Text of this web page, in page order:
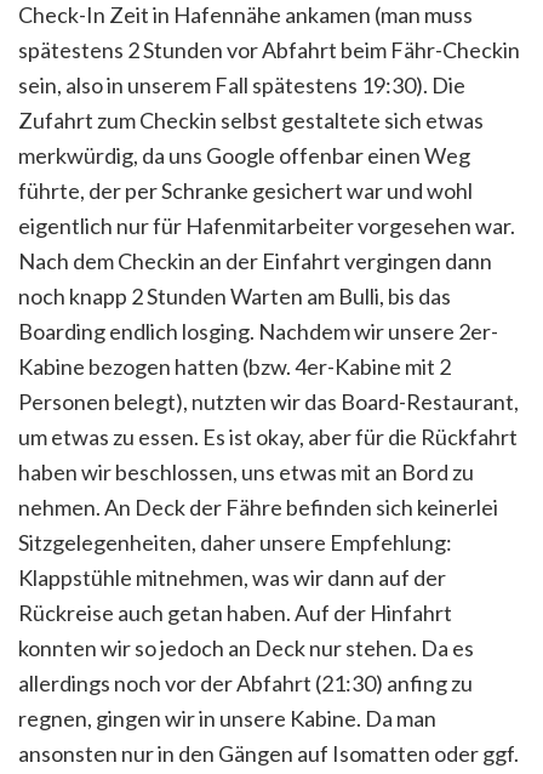
Check-In Zeit in Hafennähe ankamen (man muss
spätestens 2 Stunden vor Abfahrt beim Fähr-Checkin
sein, also in unserem Fall spätestens 19:30). Die
Zufahrt zum Checkin selbst gestaltete sich etwas
merkwürdig, da uns Google offenbar einen Weg
führte, der per Schranke gesichert war und wohl
eigentlich nur für Hafenmitarbeiter vorgesehen war.
Nach dem Checkin an der Einfahrt vergingen dann
noch knapp 2 Stunden Warten am Bulli, bis das
Boarding endlich losging. Nachdem wir unsere 2er-
Kabine bezogen hatten (bzw. 4er-Kabine mit 2
Personen belegt), nutzten wir das Board-Restaurant,
um etwas zu essen. Es ist okay, aber für die Rückfahrt
haben wir beschlossen, uns etwas mit an Bord zu
nehmen. An Deck der Fähre befinden sich keinerlei
Sitzgelegenheiten, daher unsere Empfehlung:
Klappstühle mitnehmen, was wir dann auf der
Rückreise auch getan haben. Auf der Hinfahrt
konnten wir so jedoch an Deck nur stehen. Da es
allerdings noch vor der Abfahrt (21:30) anfing zu
regnen, gingen wir in unsere Kabine. Da man
ansonsten nur in den Gängen auf Isomatten oder ggf.